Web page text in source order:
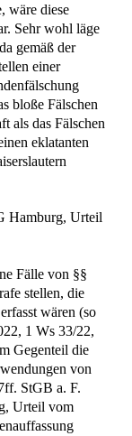
wäre diese
Sehr wohl läge
gemäß der
einer
bloße Fälschen
als das Fälschen
eklatanten
Hamburg, Urteil
Fälle von §§
stellen, die
wären (so
1 Ws 33/22,
Gegenteil die
von
StGB a. F.
Urteil vom